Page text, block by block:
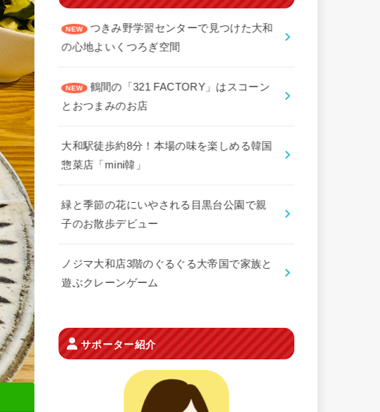
つきみ野学習センターで見つけた大和
の心地よいくつろぎ空間
鶴間の「321 FACTORY」はスコーン
とおつまみのお店
大和駅徒歩約8分！本場の味を楽しめる韓国
惣菜店「mini韓」
緑と季節の花にいやされる目黒台公園で親
子のお散歩デビュー
ノジマ大和店3階のぐるぐる大帝国で家族と
遊ぶクレーンゲーム
サポーター紹介